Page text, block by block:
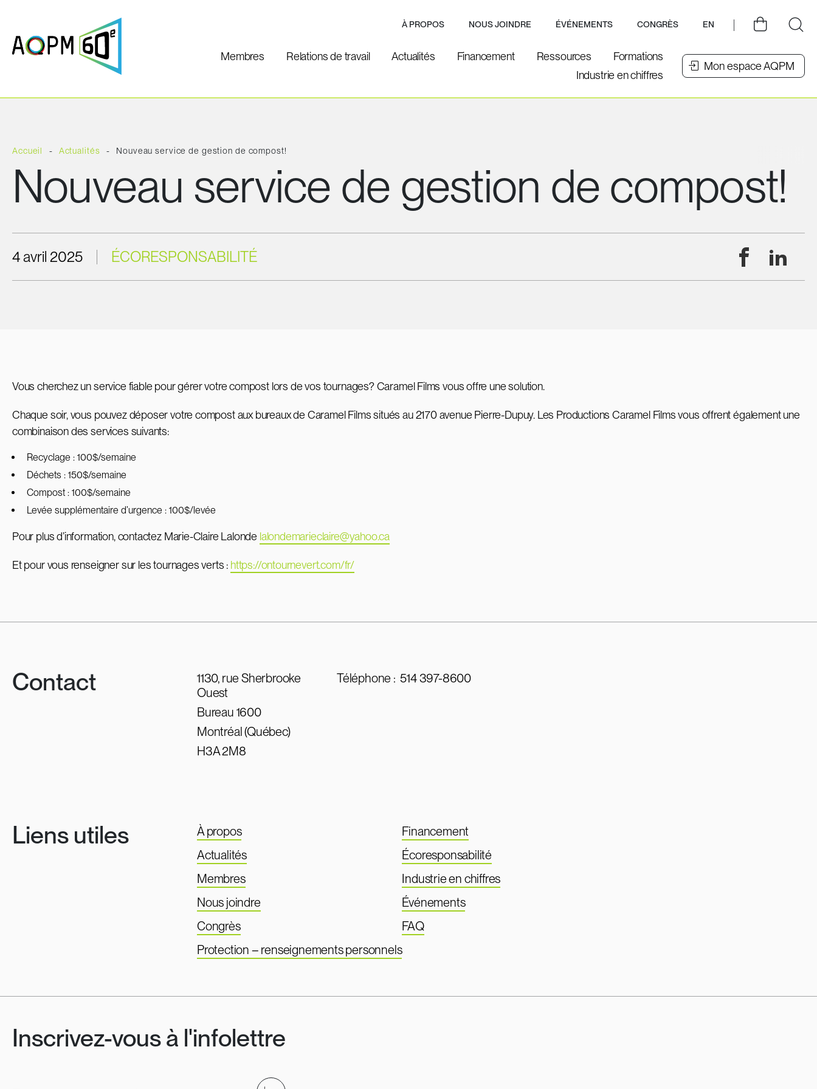
À PROPOS NOUS JOINDRE ÉVÉNEMENTS CONGRÈS EN
Membres Relations de travail Actualités Financement Ressources
Formations
Industrie en chiffres
Mon espace AQPM
Accueil Actualités Nouveau service de gestion de compost!
Nouveau service de gestion de compost!
4 avril 2025 ÉCORESPONSABILITÉ Facebook
Vous cherchez un service fiable pour gérer votre compost lors de vos tournages? Caramel Films vous offre une solution.
Chaque soir, vous pouvez déposer votre compost aux bureaux de Caramel Films situés au 2170 avenue Pierre-Dupuy. Les Productions Caramel Films vous offrent également une
combinaison des services suivants:
Recyclage : 100$/semaine
Déchets : 150$/semaine
Compost : 100$/semaine
Levée supplémentaire d’urgence : 100$/levée
Pour plus d’information, contactez Marie-Claire Lalonde lalondemarieclaire@yahoo.ca
Et pour vous renseigner sur les tournages verts : https://ontournevert.com/fr/
Contact
1130, rue Sherbrooke
Ouest
Bureau 1600
Montréal (Québec)
H3A 2M8
Téléphone :514 397-8600
Liens utiles
À propos
Actualités
Membres
Nous joindre
Congrès
Protection – renseignements personnels
Financement
Écoresponsabilité
Industrie en chiffres
Événements
FAQ
Inscrivez-vous à l'infolettre